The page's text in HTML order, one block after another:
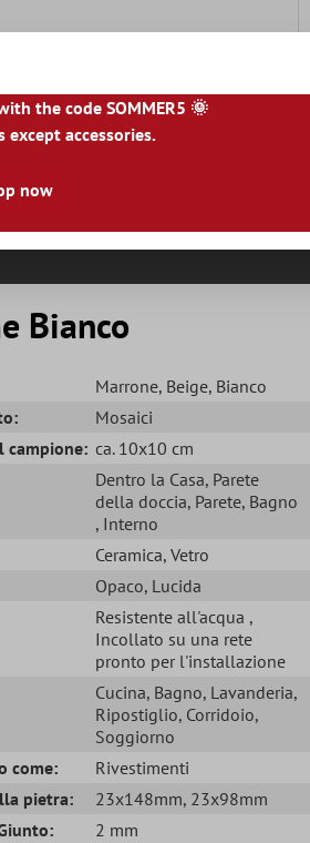
NO|HU|BG|HR|LU
Bianco
Marrone, Beige, Bianco
Mosaici
campione: ca. 10x10 cm
Dentro la Casa, Parete
della doccia, Parete, Bagno
, Interno
Ceramica, Vetro
Opaco, Lucida
Resistente all'acqua ,
Incollato su una rete
pronto per l'installazione
Cucina, Bagno, Lavanderia,
Ripostiglio, Corridoio,
Soggiorno
come:
Rivestimenti
pietra:
23x148mm, 23x98mm
2 mm
the code SOMMER5 🌞
accessories.
now